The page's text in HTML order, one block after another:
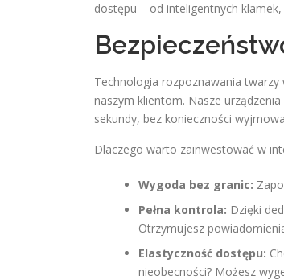
dostępu – od inteligentnych
Technologia rozpoznawania
naszym klientom. Nasze
sekundy, bez konieczności
Dlaczego warto zainwestować w
Wygoda bez granic:
Pełna kontrola: Dzięki
Otrzymujesz
Elastyczność dostępu:
nieobecności? Możesz